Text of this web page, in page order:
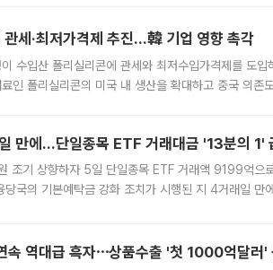
관세·최저가격제 추진…韓 기업 영향 촉각
수입산 폴리실리콘에 관세와 최저수입가격제를 도
인 폴리실리콘의 미국 내 생산을 확대하고 중국 의존
만에…단일종목 ETF 거래대금 '13분의 1'
조기 상향하자 5일 단일종목 ETF 거래액 9199억으
당국의 기본예탁금 강화 조치가 시행된 지 4거래일 만
속 역대급 흑자⋯상품수출 '첫 1000억달러'